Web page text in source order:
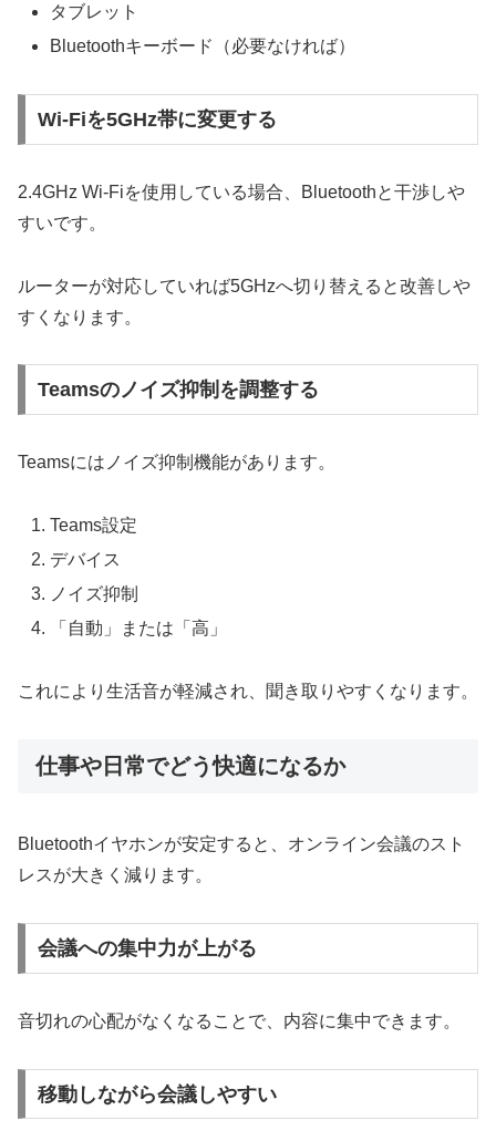
タブレット
Bluetoothキーボード（必要なければ）
Wi-Fiを5GHz帯に変更する
2.4GHz Wi-Fiを使用している場合、Bluetoothと干渉しや
すいです。
ルーターが対応していれば5GHzへ切り替えると改善しや
すくなります。
Teamsのノイズ抑制を調整する
Teamsにはノイズ抑制機能があります。
Teams設定
デバイス
ノイズ抑制
「自動」または「高」
これにより生活音が軽減され、聞き取りやすくなります。
仕事や日常でどう快適になるか
Bluetoothイヤホンが安定すると、オンライン会議のスト
レスが大きく減ります。
会議への集中力が上がる
音切れの心配がなくなることで、内容に集中できます。
移動しながら会議しやすい